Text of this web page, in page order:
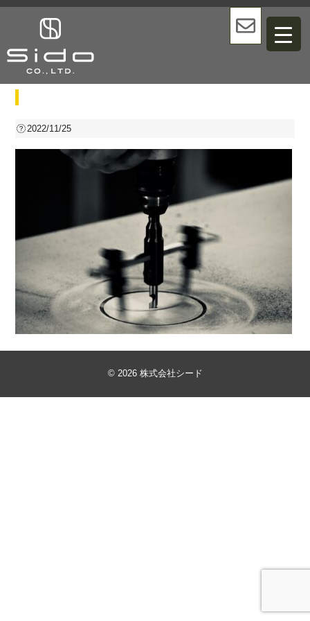
2022/11/25
© 2026 株式会社シード